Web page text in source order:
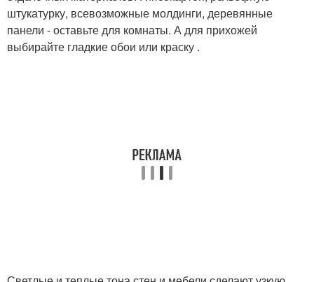
штукатурку, всевозможные молдинги, деревянные
панели - оставьте для комнаты. А для прихожей
выбирайте гладкие обои или краску .